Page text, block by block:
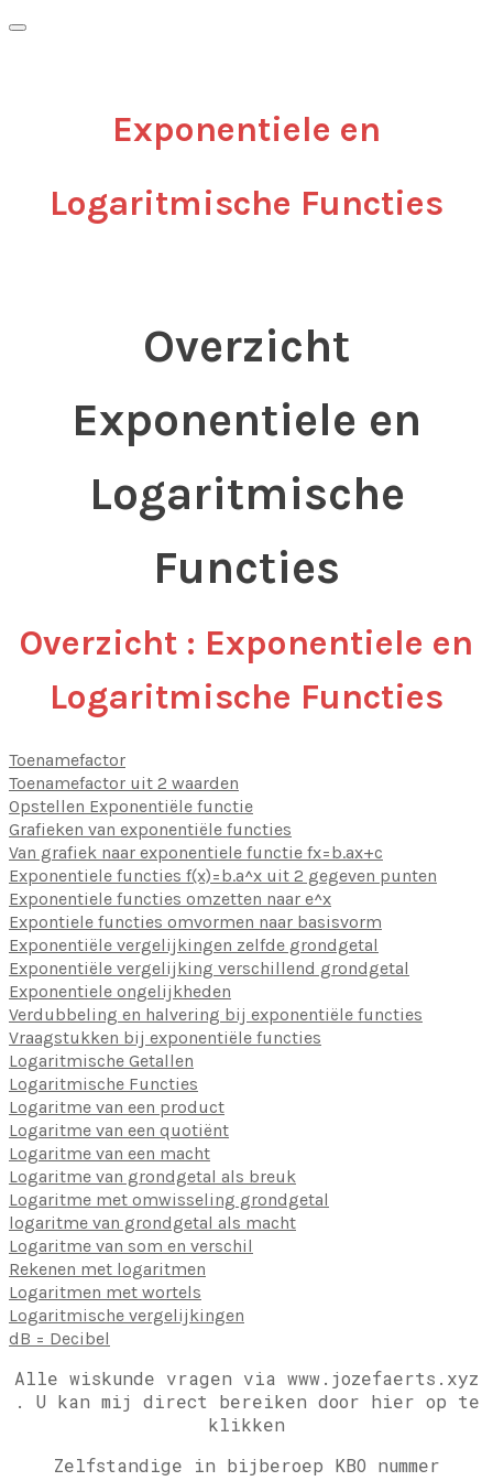
Exponentiele en
Logaritmische Functies
Overzicht
Exponentiele en
Logaritmische
Functies
Overzicht : Exponentiele en
Logaritmische Functies
Toenamefactor
Toenamefactor uit 2 waarden
Opstellen Exponentiële functie
Grafieken van exponentiële functies
Van grafiek naar exponentiele functie fx=b.ax+c
Exponentiele functies f(x)=b.a^x uit 2 gegeven punten
Exponentiele functies omzetten naar e^x
Expontiele functies omvormen naar basisvorm
Exponentiële vergelijkingen zelfde grondgetal
Exponentiële vergelijking verschillend grondgetal
Exponentiele ongelijkheden
Verdubbeling en halvering bij exponentiële functies
Vraagstukken bij exponentiële functies
Logaritmische Getallen
Logaritmische Functies
Logaritme van een product
Logaritme van een quotiënt
Logaritme van een macht
Logaritme van grondgetal als breuk
Logaritme met omwisseling grondgetal
logaritme van grondgetal als macht
Logaritme van som en verschil
Rekenen met logaritmen
Logaritmen met wortels
Logaritmische vergelijkingen
dB = Decibel
Alle wiskunde vragen via www.jozefaerts.xyz
. U kan mij direct bereiken door hier op te
klikken
Zelfstandige in bijberoep KBO nummer